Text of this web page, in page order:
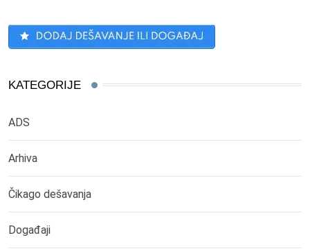
KATEGORIJE
ADS
Arhiva
Čikago dešavanja
Događaji